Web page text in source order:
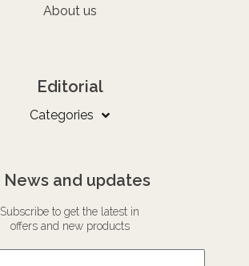
About us
Editorial
Categories
News and updates
Subscribe to get the latest in
offers and new products